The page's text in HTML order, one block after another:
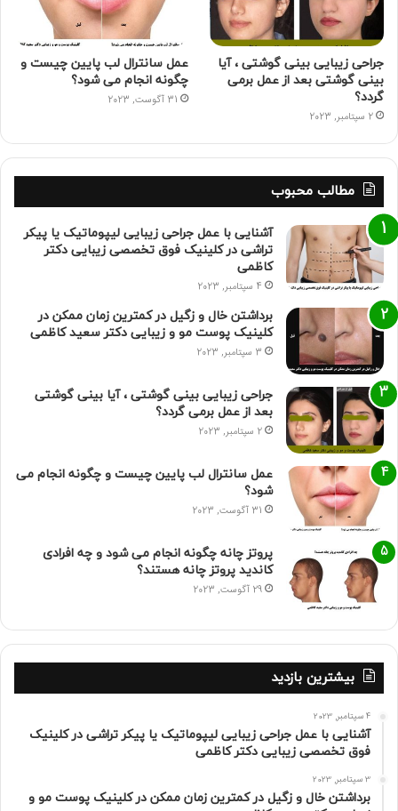
جراحی زیبایی بینی گوشتی ، آیا
بینی گوشتی بعد از عمل برمی
گردد؟
2 سپتامبر, 2023
عمل سانترال لب پایین چیست و
چگونه انجام می شود؟
31 آگوست, 2023
مطالب محبوب
آشنایی با عمل جراحی زیبایی لیپوماتیک یا پیکر
تراشی در کلینیک فوق تخصصی زیبایی دکتر
کاظمی
4 سپتامبر, 2023
برداشتن خال و زگیل در کمترین زمان ممکن در
کلینیک پوست مو و زیبایی دکتر سعید کاظمی
3 سپتامبر, 2023
جراحی زیبایی بینی گوشتی ، آیا بینی گوشتی
بعد از عمل برمی گردد؟
2 سپتامبر, 2023
عمل سانترال لب پایین چیست و چگونه انجام می
شود؟
31 آگوست, 2023
پروتز چانه چگونه انجام می شود و چه افرادی
کاندید پروتز چانه هستند؟
29 آگوست, 2023
بیشترین بازدید
4 سپتامبر, 2023
آشنایی با عمل جراحی زیبایی لیپوماتیک یا پیکر تراشی در کلینیک
فوق تخصصی زیبایی دکتر کاظمی
3 سپتامبر, 2023
برداشتن خال و زگیل در کمترین زمان ممکن در کلینیک پوست مو و